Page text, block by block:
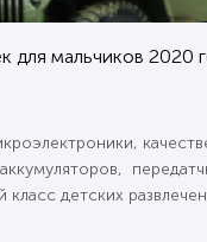
для мальчиков 2020
класс детских